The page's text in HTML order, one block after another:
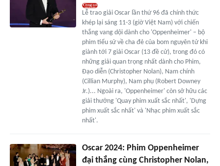
Lễ trao giải Oscar lần thứ 96 đã chính thức
khép lại sáng 11-3 (giờ Việt Nam) với chiến
thắng vang dội dành cho 'Oppenheimer' – bộ
phim tiểu sử về cha đẻ của bom nguyên tử khi
giành tới 7 giải Oscar (13 đề cử), trong đó có
những giải quan trọng nhất dành cho Phim,
Đạo diễn (Christopher Nolan), Nam chính
(Cillian Murphy), Nam phụ (Robert Downey
Jr.)... Ngoài ra, 'Oppenheimer' còn sở hữu các
giải thưởng 'Quay phim xuất sắc nhất', 'Dựng
phim xuất sắc nhất' và 'Nhạc phim xuất sắc
nhất'.
Oscar 2024: Phim Oppenheimer
đại thắng cùng Christopher Nolan,